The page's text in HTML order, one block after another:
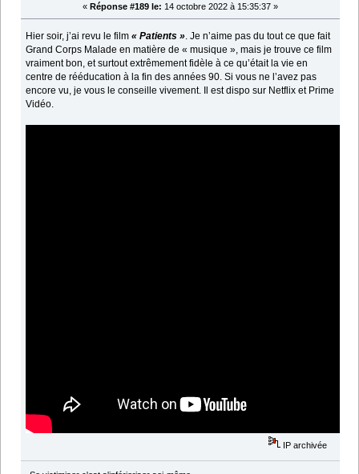
« Réponse #189 le: 14 octobre 2022 à 15:35:37 »
Hier soir, j’ai revu le film« Patients ». Je n’aime pas du tout ce que fait
Grand Corps Malade en matière de « musique », mais je trouve ce film
vraiment bon, et surtout extrêmement fidèle à ce qu’était la vie en
centre de rééducation à la fin des années 90. Si vous ne l’avez pas
encore vu, je vous le conseille vivement. Il est dispo sur Netflix et Prime
Vidéo.
IP archivée